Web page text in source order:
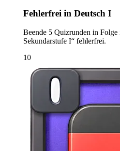
Fehlerfrei in Deutsch I
Beende 5 Quizrunden in
Sekundarstufe I“ fehlerfrei.
10